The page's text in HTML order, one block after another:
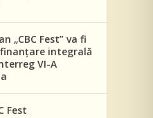
„CBC Fest” va fi
integrală
VI-A
Fest